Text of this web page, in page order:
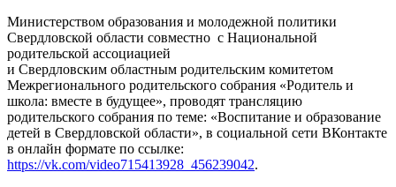
Министерством образования и молодежной политики
Свердловской области совместно с Национальной
родительской ассоциацией
и Свердловским областным родительским комитетом
Межрегионального родительского собрания «Родитель и
школа: вместе в будущее», проводят трансляцию
родительского собрания по теме: «Воспитание и образование
детей в Свердловской области», в социальной сети ВКонтакте
в онлайн формате по ссылке:
https://vk.com/video715413928_456239042.